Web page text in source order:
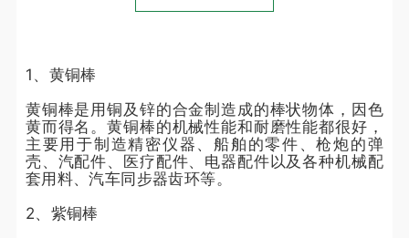
1、黄铜棒
黄铜棒是用铜及锌的合金制造成的棒状物体，因色
黄而得名。黄铜棒的机械性能和耐磨性能都很好，
主要用于制造精密仪器、船舶的零件、枪炮的弹
壳、汽配件、医疗配件、电器配件以及各种机械配
套用料、汽车同步器齿环等。
2、紫铜棒